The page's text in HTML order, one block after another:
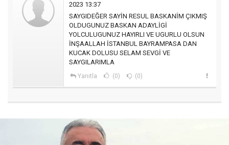
2023 13:37
SAYGIDEĞER SAYİN RESUL BASKANİM ÇIKMIŞ
OLDUGUNUZ BASKAN ADAYLİGİ
YOLCULUGUNUZ HAYIRLI VE UGURLU OLSUN
İNŞAALLAH İSTANBUL BAYRAMPASA DAN
KUCAK DOLUSU SELAM SEVGİ VE
SAYGILARIMLA
Yanıtla (0) (0)